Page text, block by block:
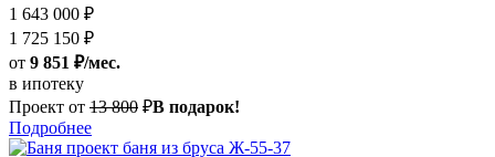
1 643 000 ₽
1 725 150 ₽
от 9 851 ₽/мес.
в ипотеку
Проект от 13 800 ₽В подарок!
Подробнее